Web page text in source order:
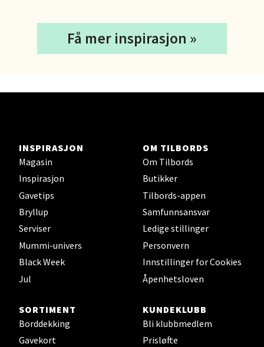
Få mer inspirasjon »
INSPIRASJON
Magasin
Inspirasjon
Gavetips
Bryllup
Serviser
Mummi-univers
Black Week
Jul
OM TILBORDS
Om Tilbords
Butikker
Tilbords-appen
Samfunnsansvar
Ledige stillinger
Personvern
Innstillinger for Cookies
Åpenhetsloven
SORTIMENT
Borddekking
Gavekort
KUNDEKLUBB
Bli klubbmedlem
Prisløfte
Velg
Sortland - Sortland Storsenter
4 i butikk
Steinkjer - Thon Senter Steinkjer
Sjøfartsgata 2, 7714 Steinkjer